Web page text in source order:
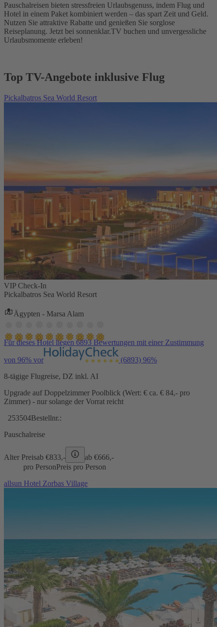
Pauschalreisen bieten stressfreien Urlaubsgenuss, indem Flug und
Hotel in einem Paket kombiniert werden – das spart Zeit und Geld.
Nutzen Sie attraktive Rabatte und genießen Sie sorglose
Reiseplanung. Jetzt bei sonnenklar.TV buchen und unvergessliche
Urlaubsmomente erleben!
Top TV-Angebote inklusive Flug
Pickalbatros Sea World Resort
VIP Check-In
Pickalbatros Sea World Resort
Ägypten - Marsa Alam
Für dieses Hotel liegen 6893 Bewertungen mit einer Zustimmung
von 96% vor (6893) 96%
8-tägige Flugreise, DZ inkl. AI
Upgrade auf Doppelzimmer Poolblick (Wert: € ca. € 84,- pro
Zimmer) - nur solange der Vorrat reicht
253504Bestellnr.:
Pauschalreise
Alter Preisab €833,- ab €666,-
pro PersonPreis pro Person
allsun Hotel Zorbas Village